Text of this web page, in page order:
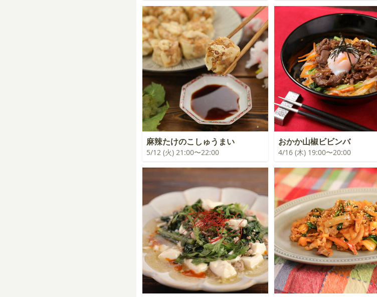
麻辣たけのこしゅうまい
5/12 (火) 21:00〜22:00
おかか山椒ビビンバ
4/16 (木) 19:00〜20:00